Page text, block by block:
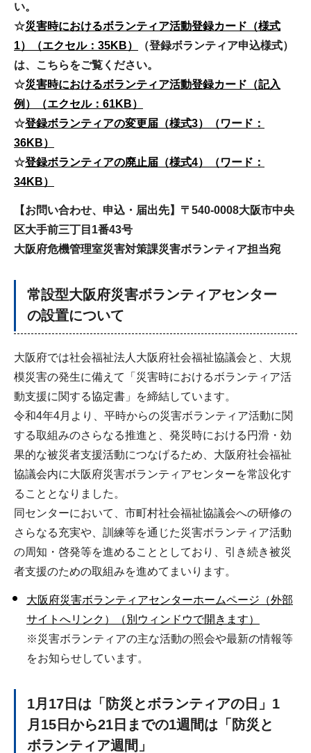
い。
☆災害時におけるボランティア活動登録カード（様式
1）（エクセル：35KB）
（登録ボランティア申込様式）
は、こちらをご覧ください。
☆災害時におけるボランティア活動登録カード（記入
例）（エクセル：61KB）
☆登録ボランティアの変更届（様式3）（ワード：
36KB）
☆登録ボランティアの廃止届（様式4）（ワード：
34KB）
【お問い合わせ、申込・届出先】 〒540-0008大阪市中央
区大手前三丁目1番43号
大阪府危機管理室災害対策課災害ボランティア担当宛
常設型大阪府災害ボランティアセンター
の設置について
大阪府では社会福祉法人大阪府社会福祉協議会と、大規
模災害の発生に備えて「災害時におけるボランティア活
動支援に関する協定書」を締結しています。
令和4年4月より、平時からの災害ボランティア活動に関
する取組みのさらなる推進と、発災時における円滑・効
果的な被災者支援活動につなげるため、大阪府社会福祉
協議会内に大阪府災害ボランティアセンターを常設化す
ることとなりました。
同センターにおいて、市町村社会福祉協議会への研修の
さらなる充実や、訓練等を通じた災害ボランティア活動
の周知・啓発等を進めることとしており、引き続き被災
者支援のための取組みを進めてまいります。
大阪府災害ボランティアセンターホームページ（外部
サイトへリンク）（別ウィンドウで開きます）
※災害ボランティアの主な活動の照会や最新の情報等
をお知らせしています。
1月17日は「防災とボランティアの日」1
月15日から21日までの1週間は「防災と
ボランティア週間」